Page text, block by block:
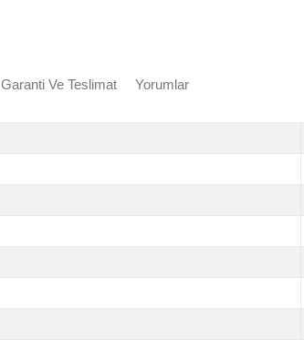
Garanti Ve Teslimat Yorumlar